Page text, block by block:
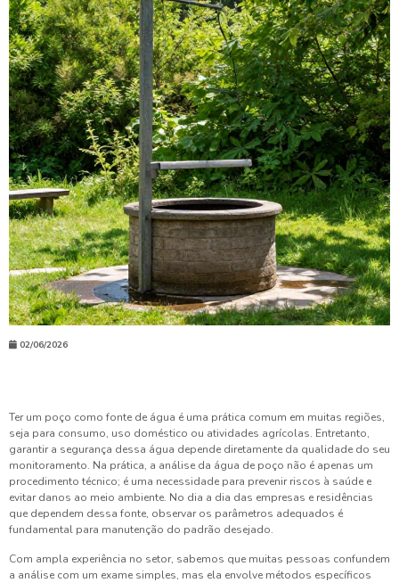
02/06/2026
Ter um poço como fonte de água é uma prática comum em muitas regiões,
seja para consumo, uso doméstico ou atividades agrícolas. Entretanto,
garantir a segurança dessa água depende diretamente da qualidade do seu
monitoramento. Na prática, a análise da água de poço não é apenas um
procedimento técnico; é uma necessidade para prevenir riscos à saúde e
evitar danos ao meio ambiente. No dia a dia das empresas e residências
que dependem dessa fonte, observar os parâmetros adequados é
fundamental para manutenção do padrão desejado.
Com ampla experiência no setor, sabemos que muitas pessoas confundem
a análise com um exame simples, mas ela envolve métodos específicos